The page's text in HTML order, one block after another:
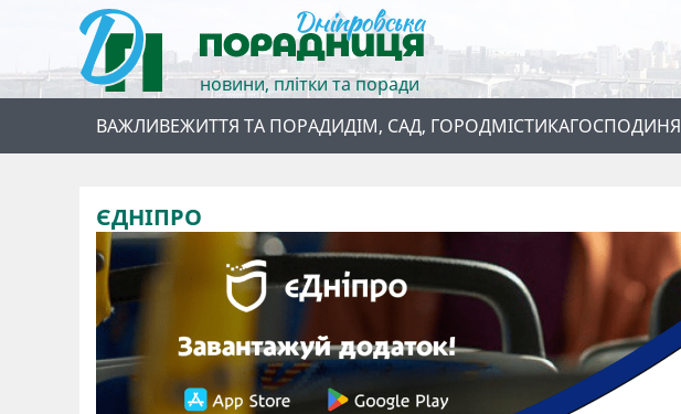
новини, плітки та поради
ВАЖЛИВЕЖИТТЯ ТА ПОРАДИДІМ, САД, ГОРОДМІСТИКАГОСПОДИНЯ
ЄДНІПРО